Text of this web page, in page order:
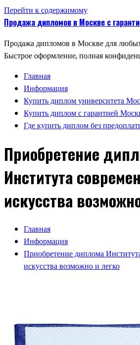
Перейти к содержимому
Продажа дипломов в Москве с
Продажа дипломов в Москве для
Быстрое оформление, полная
Главная
Информация
Купить диплом университета
Купить диплом с гарантией
Где купить диплом без
Приобретение
Института
искусства
Главная
Информация
Приобретение диплома
искусства возможно и легко